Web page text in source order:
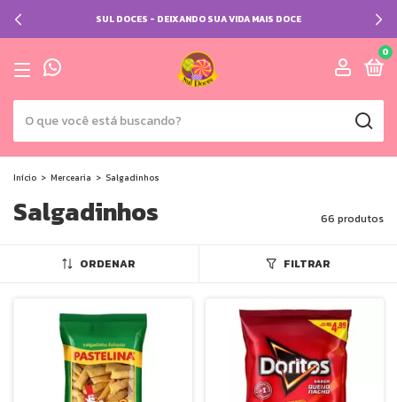
SUL DOCES - DEIXANDO SUA VIDA MAIS DOCE
0
Início > Mercearia > Salgadinhos
Salgadinhos 66 produtos
ORDENAR FILTRAR